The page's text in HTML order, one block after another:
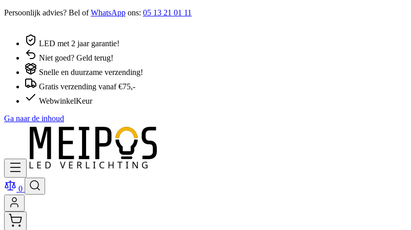
Persoonlijk advies? Bel ofWhatsApp ons: 05 13 21 01 11
LED met 2 jaar garantie!
Niet goed? Geld terug!
Snelle en duurzame verzending!
Gratis verzending vanaf €75,-
WebwinkelKeur
Ga naar de inhoud
0